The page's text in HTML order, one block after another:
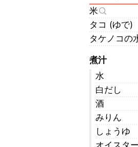
米
タコ (ゆで)
タケノコの
煮汁
水
白だし
酒
みりん
しょうゆ
オイスタ